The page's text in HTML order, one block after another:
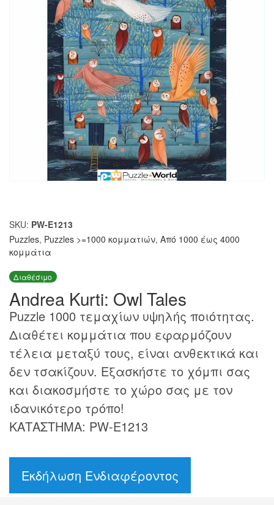
SKU: PW-E1213
Puzzles, Puzzles >=1000 κομματιών, Από 1000 έως 4000
κομμάτια
Διαθέσιμο
Andrea Kurti: Owl Tales
Puzzle 1000 τεμαχίων υψηλής ποιότητας.
Διαθέτει κομμάτια που εφαρμόζουν
τέλεια μεταξύ τους, είναι ανθεκτικά και
δεν τσακίζουν. Εξασκήστε το χόμπι σας
και διακοσμήστε το χώρο σας με τον
ιδανικότερο τρόπο!
ΚΑΤΑΣΤΗΜΑ: PW-E1213
Εκδήλωση Ενδιαφέροντος